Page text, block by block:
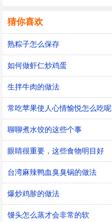
猜你喜欢
熟粽子怎么保存
如何做虾仁炒鸡蛋
生拌牛肉的做法
常吃苹果使人心情愉悦怎么吃呢
聊聊煮水饺的这些个事
眼睛很重要，这些食物明目好
台湾麻辣鸭血臭臭锅的做法
爆炒鸡胗的做法
馒头怎么蒸才会非常的软